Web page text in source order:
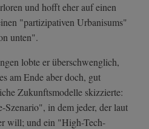
und hofft eher auf einen
"partizipativen Urbanisums"
unten".
lobte er überschwenglich,
am Ende aber doch, gut
Zukunftsmodelle skizzierte:
in dem jeder, der laut
will; und ein "High-Tech-